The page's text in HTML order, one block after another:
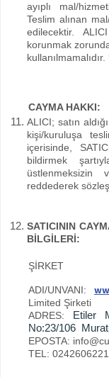
ayıplı mal/
Teslim alınan
edilecektir.
korunmak
CAYMA HAKKI:
ALICI; satın
kişi/kuruluşa
içerisinde,
bildirmek
üstlenmeksizin
reddederek
SATICININ
BİLGİLERİ:
ŞİRKET
ADI/UNVANI:
Limited Şirketi
ADRES: Etiler
No:23/106
EPOSTA:
TEL: